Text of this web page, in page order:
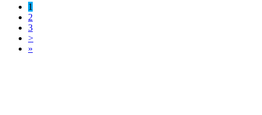
1
2
3
>
»